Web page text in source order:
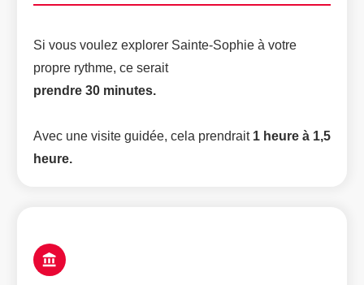
Si vous voulez explorer Sainte-Sophie à votre
propre rythme, ce serait
prendre 30 minutes.
Avec une visite guidée, cela prendrait 1 heure à 1,5
heure.